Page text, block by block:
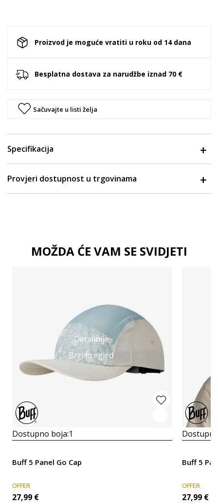
Proizvod je moguće vratiti u roku od 14 dana
Besplatna dostava za narudžbe iznad 70 €
Sačuvajte u listi želja
Specifikacija
Provjeri dostupnost u trgovinama
MOŽDA ĆE VAM SE SVIDJETI
Detaljnije
Brzi pregled
Dostupno boja:1
Buff 5 Panel Go Cap
OFFER
27,99 €
Buff 5
OFFER
27,99 €